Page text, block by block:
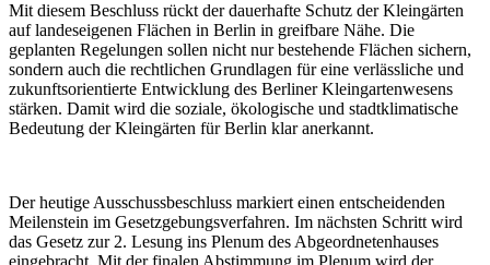
Mit diesem Beschluss rückt der dauerhafte Schutz der Kleingärten
auf landeseigenen Flächen in Berlin in greifbare Nähe. Die
geplanten Regelungen sollen nicht nur bestehende Flächen sichern,
sondern auch die rechtlichen Grundlagen für eine verlässliche und
zukunftsorientierte Entwicklung des Berliner Kleingartenwesens
stärken. Damit wird die soziale, ökologische und stadtklimatische
Bedeutung der Kleingärten für Berlin klar anerkannt.
Der heutige Ausschussbeschluss markiert einen entscheidenden
Meilenstein im Gesetzgebungsverfahren. Im nächsten Schritt wird
das Gesetz zur 2. Lesung ins Plenum des Abgeordnetenhauses
eingebracht. Mit der finalen Abstimmung im Plenum wird der